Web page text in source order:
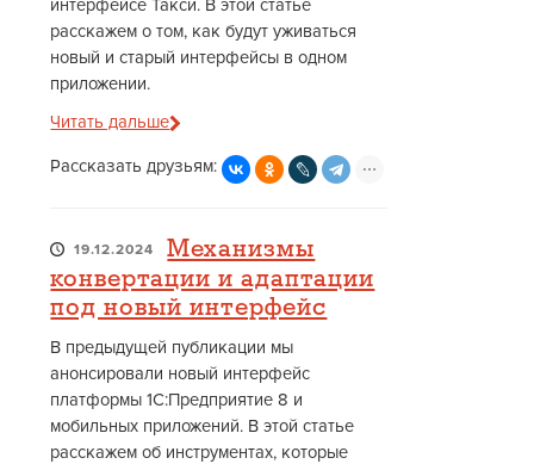
интерфейсе Такси. В этой статье
расскажем о том, как будут уживаться
новый и старый интерфейсы в одном
приложении.
Читать дальше
Рассказать друзьям:
19.12.2024
Механизмы
конвертации и адаптации
под новый интерфейс
В предыдущей публикации мы
анонсировали новый интерфейс
платформы 1С:Предприятие 8 и
мобильных приложений. В этой статье
расскажем об инструментах, которые